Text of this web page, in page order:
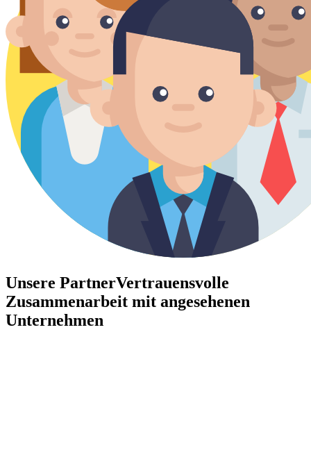
Unsere PartnerVertrauensvolle
Zusammenarbeit mit angesehenen
Unternehmen